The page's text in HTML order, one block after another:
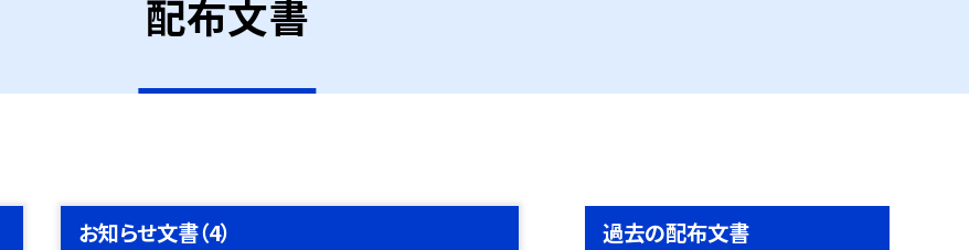
配布文書
お知らせ文書（4） 過去の配布文書